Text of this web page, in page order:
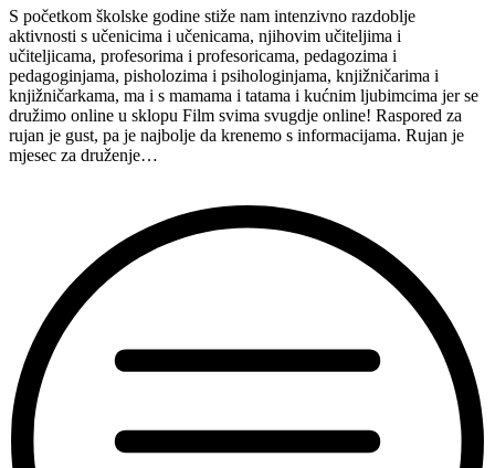
i
Tršće
—
susret
1/5
+
2/5”
S početkom školske godine stiže nam intenzivno razdoblje
aktivnosti s učenicima i učenicama, njihovim učiteljima i
učiteljicama, profesorima i profesoricama, pedagozima i
pedagoginjama, pisholozima i psihologinjama, knjižničarima i
knjižničarkama, ma i s mamama i tatama i kućnim ljubimcima jer se
družimo online u sklopu Film svima svugdje online! Raspored za
rujan je gust, pa je najbolje da krenemo s informacijama. Rujan je
mjesec za druženje…